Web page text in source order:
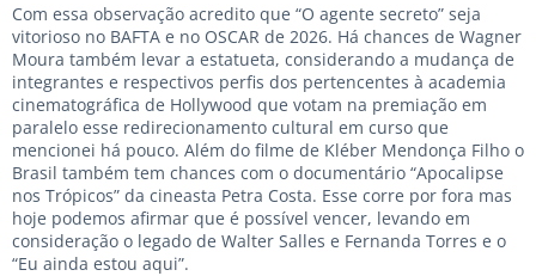
Com essa observação acredito que “O agente secreto” seja
vitorioso no BAFTA e no OSCAR de 2026. Há chances de Wagner
Moura também levar a estatueta, considerando a mudança de
integrantes e respectivos perfis dos pertencentes à academia
cinematográfica de Hollywood que votam na premiação em
paralelo esse redirecionamento cultural em curso que
mencionei há pouco. Além do filme de Kléber Mendonça Filho o
Brasil também tem chances com o documentário “Apocalipse
nos Trópicos” da cineasta Petra Costa. Esse corre por fora mas
hoje podemos afirmar que é possível vencer, levando em
consideração o legado de Walter Salles e Fernanda Torres e o
“Eu ainda estou aqui”.